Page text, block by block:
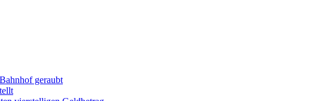
geraubt